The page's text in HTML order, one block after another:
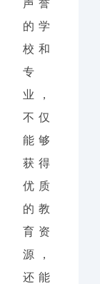
声誉
的学
校和
专
业，
不仅
能够
获得
优质
的教
育资
源，
还能